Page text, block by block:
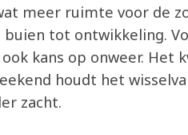
meer ruimte voor de
tot ontwikkeling.
kans op onweer. Het
houdt het
zacht.